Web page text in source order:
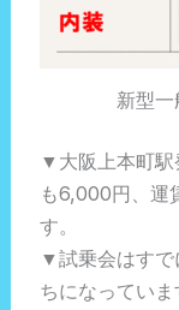
新型
▼大阪上本町
も6,000円、運
す。
▼試乗会はすで
ちになっていま